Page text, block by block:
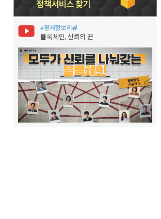
e경제정보리뷰
블록체인, 신뢰의 끈